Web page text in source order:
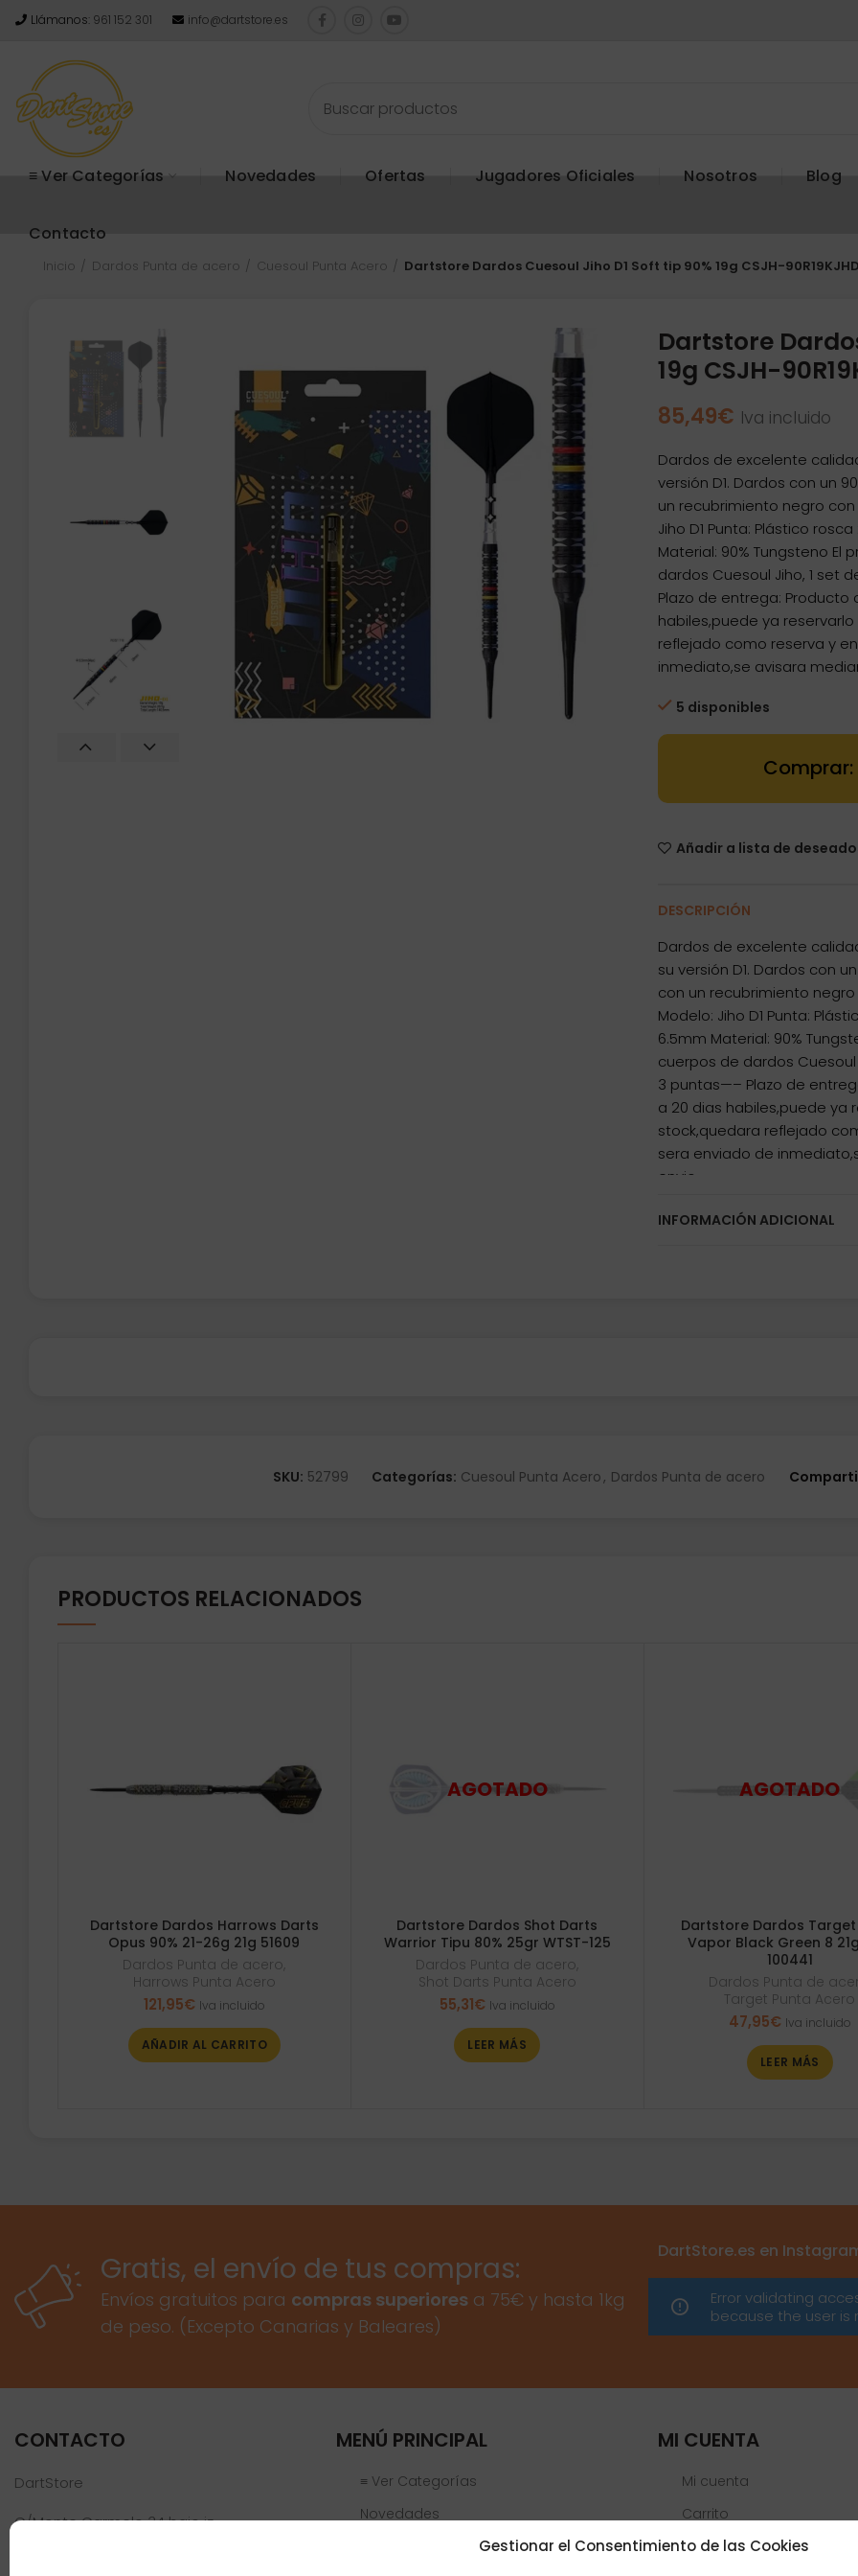
Gestionar el Consentimiento de las Cookies
Llámanos: 961 152 301 info@dartstore.es
≡ Ver Categorías Novedades Ofertas Jugadores Oficiales Nosotros Blog
Contacto
Inicio Dardos Punta de acero Cuesoul Punta Acero Dartstore Dardos Cuesoul Jiho D1 Soft tip 90% 19g CSJH-
Dartstore
19g CSJH-
85,49€ Iva incluido
Dardos de excelente
versión D1. Dardos con un
un recubrimiento negro con
Jiho D1 Punta: Plástico
Material: 90% Tungsteno
dardos Cuesoul Jiho, 1 set
Plazo de entrega:
habiles,puede ya
reflejado como reserva y
inmediato,se avisara
5 disponibles
Dartstore
Añadir a lista de
DESCRIPCIÓN
Dardos de excelente
su versión D1. Dardos con
con un recubrimiento
Modelo: Jiho D1 Punta:
6.5mm Material: 90%
cuerpos de dardos Cuesoul
3 puntas—– Plazo de
a 20 dias habiles,puede
stock,quedara reflejado
sera enviado de
envio.—–
INFORMACIÓN ADICIONAL
SKU: 52799 Categorías: Cuesoul Punta Acero, Dardos Punta de acero
PRODUCTOS RELACIONADOS
Dartstore Dardos Harrows Darts
Opus 90% 21-26g 21g 51609
Dardos Punta de acero,
Harrows Punta Acero
121,95€ Iva incluido
AÑADIR AL CARRITO
Dartstore Dardos Shot Darts
Warrior Tipu 80% 25gr WTST-125
Dardos Punta de acero,
Shot Darts Punta Acero
55,31€ Iva incluido
LEER MÁS
Dartstore Dardos
Vapor Black Green 8
100441
Dardos Punta de
Target Punta Acero
47,95€ Iva incluido
LEER MÁS
Gratis, el envío de tus compras:
Envíos gratuitos para compras superiores a 75€ y hasta 1kg
de peso. (Excepto Canarias y Baleares)
DartStore.es en
Error validating
because the user is
CONTACTO
DartStore
C/Monte Carmelo 34 bajo iz
MENÚ PRINCIPAL
≡ Ver Categorías
Novedades
MI CUENTA
Mi cuenta
Carrito
Lista de deseos